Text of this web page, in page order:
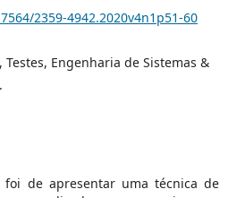
2359-4942.2020v4n1p51-60
Testes, Engenharia de Sistemas &
de apresentar uma técnica de